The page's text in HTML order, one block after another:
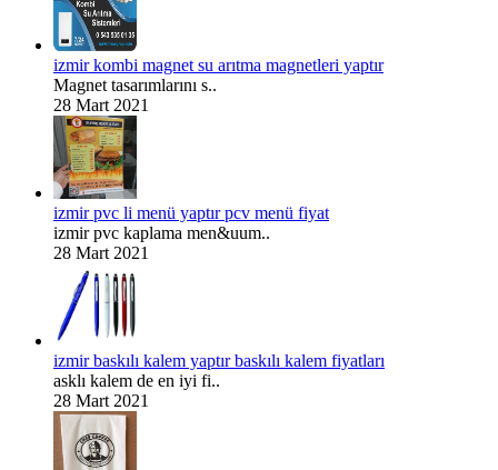
izmir kombi magnet su arıtma magnetleri yaptır
Magnet tasarımlarını s..
28 Mart 2021
izmir pvc li menü yaptır pcv menü fiyat
izmir pvc kaplama men&uum..
28 Mart 2021
izmir baskılı kalem yaptır baskılı kalem fiyatları
asklı kalem de en iyi fi..
28 Mart 2021